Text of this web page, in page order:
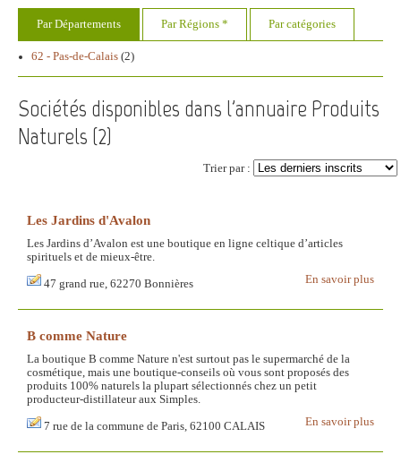
Par Départements Par Régions * Par catégories
62 - Pas-de-Calais (2)
Sociétés disponibles dans l'annuaire Produits
Naturels (2)
Trier par :
Les Jardins d'Avalon
Les Jardins d’Avalon est une boutique en ligne celtique d’articles
spirituels et de mieux-être.
En savoir plus
47 grand rue, 62270 Bonnières
B comme Nature
La boutique B comme Nature n'est surtout pas le supermarché de la
cosmétique, mais une boutique-conseils où vous sont proposés des
produits 100% naturels la plupart sélectionnés chez un petit
producteur-distillateur aux Simples.
En savoir plus
7 rue de la commune de Paris, 62100 CALAIS